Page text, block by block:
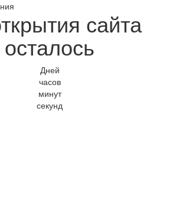
сайта
осталось
Дней
часов
минут
секунд